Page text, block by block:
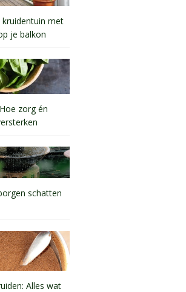
met
je balkon
zorg én
schatten
Alles wat